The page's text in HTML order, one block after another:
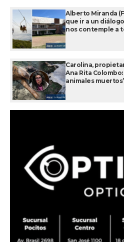
Alberto Miranda
que ir a un
nos contemple a
Carolina,
Ana Rita
animales